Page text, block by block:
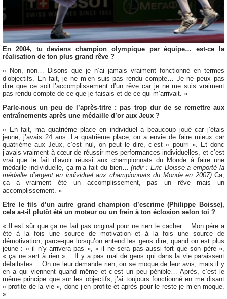
En 2004, tu deviens champion olympique par équipe… est-ce la
réalisation de ton plus grand rêve ?
« Non, non… Disons que je n’ai jamais vraiment fonctionné en termes
d’objectifs. En fait, je ne m’en suis pas rendu compte… Je ne peux pas
dire que ce soit l’accomplissement d’un rêve car je ne me suis vraiment
pas rendu compte de ce que je faisais et de ce qui m’arrivait. »
Parle-nous un peu de l’après-titre : pas trop dur de se remettre aux
entraînements après une médaille d’or aux Jeux ?
« En fait, ma quatrième place en individuel a beaucoup joué car j’étais
jeune, j’avais 24 ans. La quatrième place, on a envie de faire mieux car
quatrième aux Jeux, c’est nul, on peut le dire, c’est « pourri ». Et donc
j’avais vraiment à cœur de réussir mes performances individuelles, et c’est
vrai que le fait d’avoir réussi aux championnats du Monde à faire une
médaille individuelle, ça m’a fait du bien…(ndlr : Eric Boisse a emporté la
médaille d’argent en individuel aux championnats du Monde en 2007)Ca,
ça a vraiment été un accomplissement, pas un rêve mais un
accomplissement. »
Etre le fils d’un autre grand champion d’escrime (Philippe Boisse),
cela a-t-il plutôt été un moteur ou un frein à ton éclosion selon toi ?
« Il est sûr que ça ne fait pas original pour ne rien te cacher… Mon père a
été à la fois une source de motivation et à la fois une source de
démotivation, parce-que lorsqu’on entend les gens dire, quand on est plus
jeune : « il n’y arrivera pas », « il ne sera pas aussi fort que son père »,
« ça ne sert à rien »… Il y a pas mal de gens qui dans la vie paraissent
défaitistes… On ne leur demande rien, on se moque de leur avis, mais il y
en a qui viennent quand même et c’est un peu pénible… Après, c’est le
même principe que sur les objectifs, j’ai toujours fonctionné en me disant
« profite de la vie », donc j’en profite et après pour le reste je m’en moque.
»